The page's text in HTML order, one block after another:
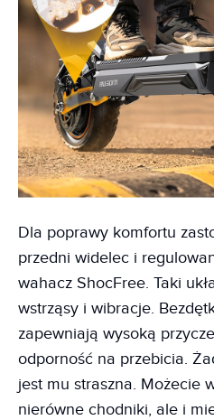
Dla poprawy komfortu
przedni widelec i
wahacz ShocFree. Taki
wstrząsy i wibracje.
zapewniają wysoką
odporność na przebicia.
jest mu straszna. Możecie
nierówne chodniki, ale i